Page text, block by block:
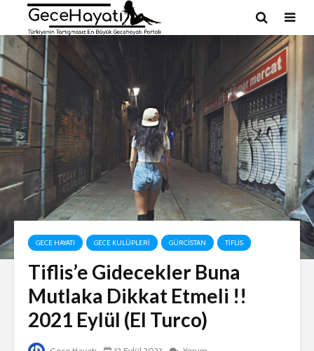
GECE HAYATI GECE KULÜPLERI GÜRCISTAN TIFLIS
Tiflis’e Gidecekler Buna
Mutlaka Dikkat Etmeli !!
2021 Eylül (El Turco)